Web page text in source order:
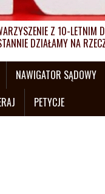
Z 10-LETNIM
DZIAŁAMY NA
NAWIGATOR SĄDOWY
PETYCJE